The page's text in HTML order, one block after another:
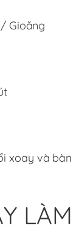
Gioăng
xoay và bàn
LÀM